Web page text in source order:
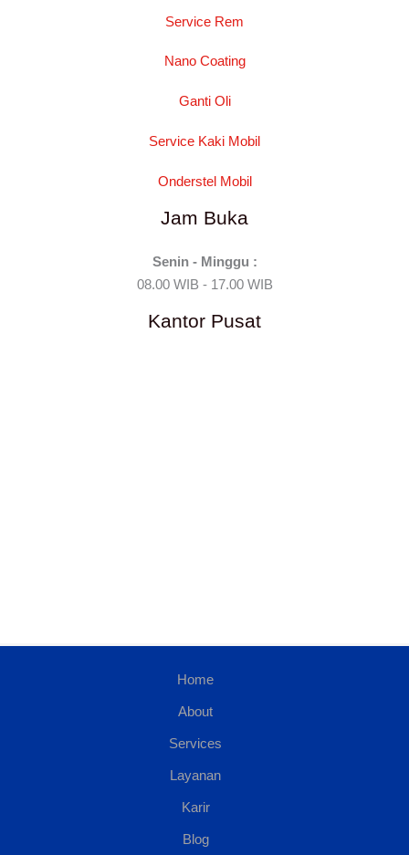
Service Rem
Nano Coating
Ganti Oli
Service Kaki Mobil
Onderstel Mobil
Jam Buka
Senin - Minggu :
08.00 WIB - 17.00 WIB
Kantor Pusat
Home
About
Services
Layanan
Karir
Blog